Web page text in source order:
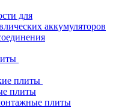
для
аккумуляторов
плиты
плиты
плиты